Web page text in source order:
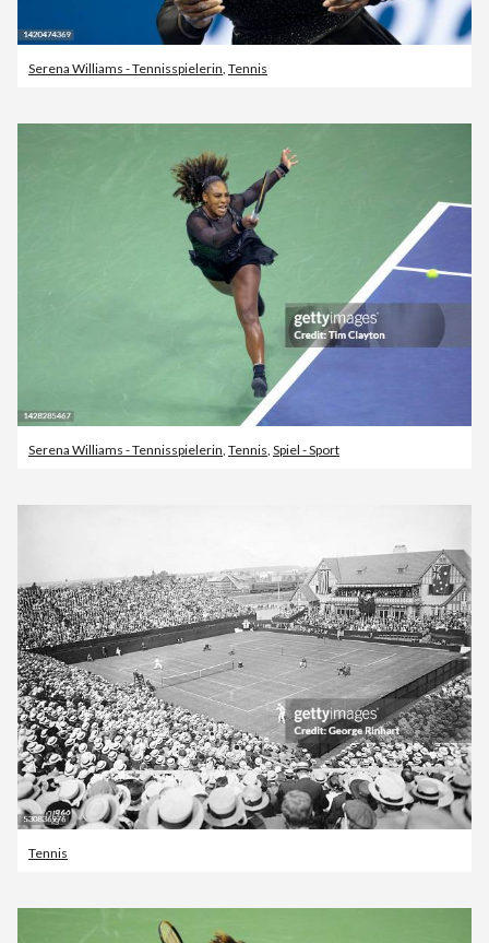
Serena Williams - Tennisspielerin Tennis
Serena Williams - Tennisspielerin, Tennis, Spiel - Sport
Tennis